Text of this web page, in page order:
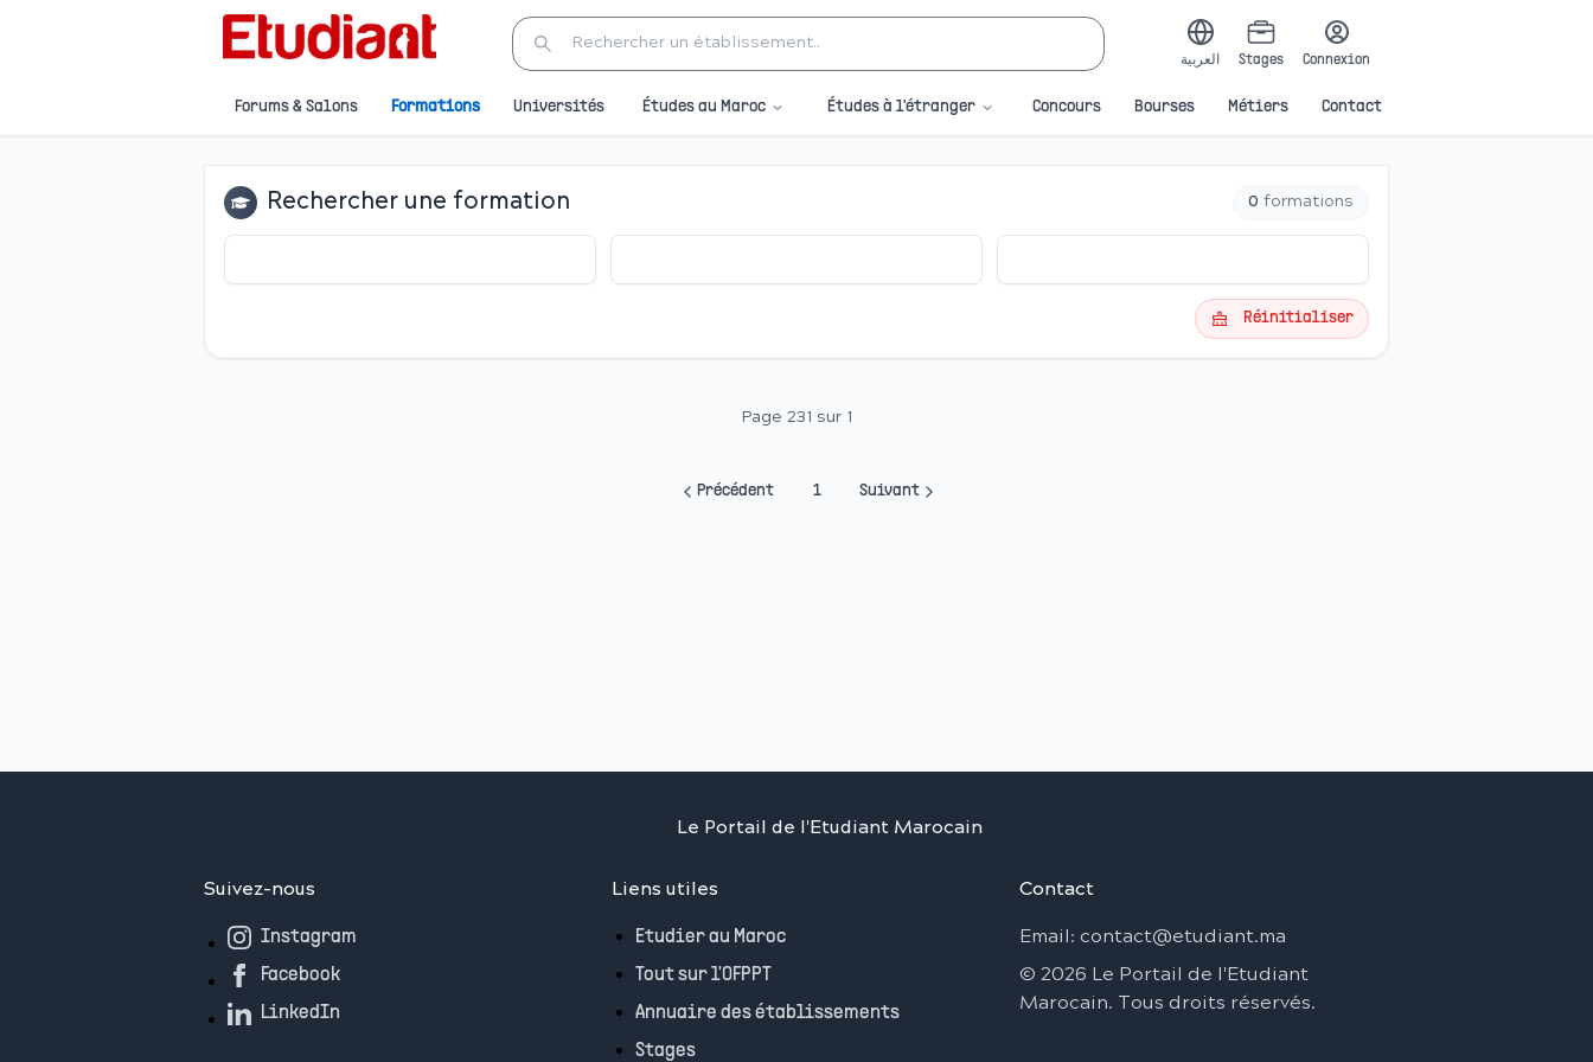
العربية Stages Connexion
Forums & Salons Formations Universités Études au Maroc Études à l'étranger Concours Bourses Métiers Contact
Rechercher une formation 0 formations
Réinitialiser
Page 231 sur 1
Précédent 1 Suivant
Le Portail de l'Etudiant Marocain
Suivez-nous
Instagram
Facebook
LinkedIn
Liens utiles
Etudier au Maroc
Tout sur l'OFPPT
Annuaire des établissements
Stages
Contact
Email: contact@etudiant.ma
© 2026 Le Portail de l'Etudiant
Marocain. Tous droits réservés.